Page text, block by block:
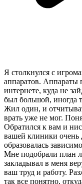
Я столкнулся с
аппаратов. Аппараты
интернете, куда не
был большой, иногда
Жил один, и
врать уже не мог.
Обратился к вам и
вашей клиники очень
образовалась
Мне подобрали план
закладывал в меня
ваш труд и работу.
так все понятно,